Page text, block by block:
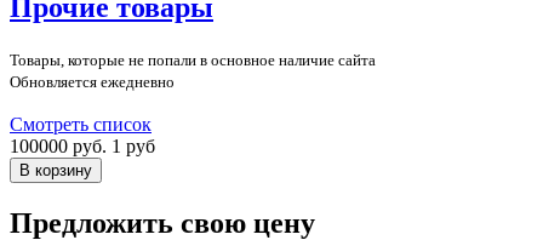
Прочие товары
Товары, которые не попали в основное наличие сайта
Обновляется ежедневно
Смотреть список
100000 руб. 1 руб
Предложить свою цену